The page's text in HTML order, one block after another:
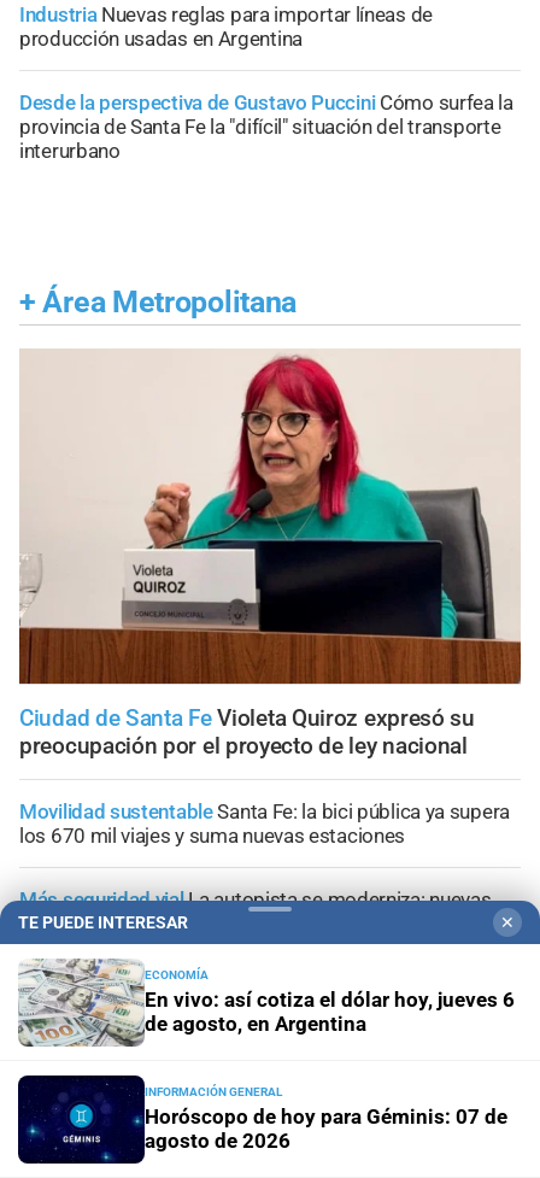
Industria Nuevas reglas para importar líneas de
producción usadas en Argentina
Desde la perspectiva de Gustavo Puccini Cómo surfea la
provincia de Santa Fe la "difícil" situación del transporte
interurbano
+ Área Metropolitana
Ciudad de Santa Fe Violeta Quiroz expresó su
preocupación por el proyecto de ley nacional
Movilidad sustentableSanta Fe: la bici pública ya supera
los 670 mil viajes y suma nuevas estaciones
Más seguridad vialLa autopista se moderniza: nuevas
luminarias LED entre Sauce Viejo y Santo Tomé
Con un fuerte llamado a la solidaridad San Cayetano se
prepara para recibir a miles de peregrinos de Santa Fe
"Geriátrico del horror"
municipio que detalle la situación de los asilos de
ancianos en Santa Fe
TE PUEDE INTERESAR ✕
ECONOMÍA
En vivo: así cotiza el dólar hoy, jueves 6
de agosto, en Argentina
INFORMACIÓN GENERAL
Horóscopo de hoy para Géminis: 07 de
agosto de 2026